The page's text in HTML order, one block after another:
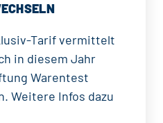
Tarif vermittelt
in diesem Jahr
Warentest
Weitere Infos dazu